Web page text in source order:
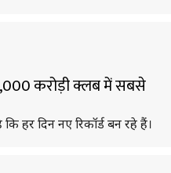
करोड़ी क्लब में सबसे
हर दिन नए रिकॉर्ड बन रहे हैं।